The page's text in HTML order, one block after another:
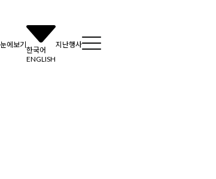
에보기
한국어
ENGLISH
지난행사